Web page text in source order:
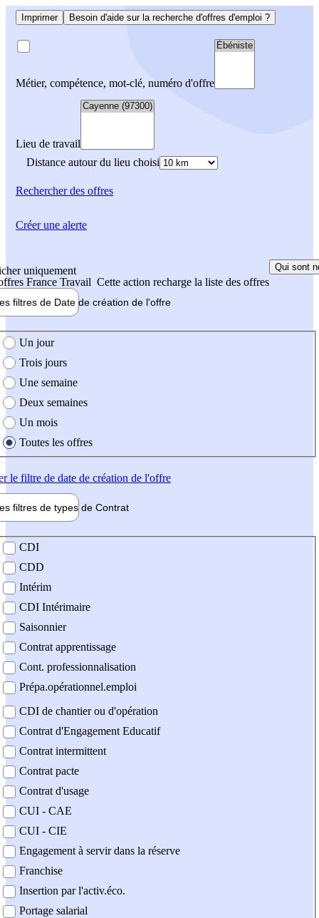
Imprimer Besoin d'aide sur la recherche d'offres d'emploi ?
Métier, compétence, mot-clé, numéro d'offre
Lieu de travail
Distance autour du lieu choisi
Rechercherdes offres
uniquement
France Travail Cette action recharge la liste des offres
Qui sont
filtres de Date de création de l'offre
création de l'offre
Un jour
Trois jours
Une semaine
Deux semaines
Un mois
Toutes les offres
le filtre de date de création de l'offre
filtres de types de Contrat
contrat
CDI
CDD
Intérim
CDI Intérimaire
Saisonnier
Contrat apprentissage
Cont. professionnalisation
Prépa.opérationnel.emploi
CDI de chantier ou d'opération
Contrat d'Engagement Educatif
Contrat intermittent
Contrat pacte
Contrat d'usage
CUI - CAE
CUI - CIE
Engagement à servir dans la réserve
Franchise
Insertion par l'activ.éco.
Portage salarial
Créer une alerte